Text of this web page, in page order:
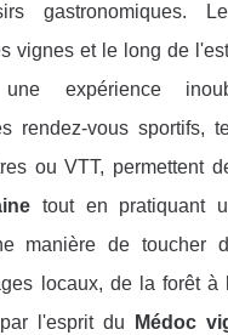
gastronomiques.
vignes et le long de
expérience
rendez-vous sportifs,
ou VTT, permettent
tout en pratiquant
manière de toucher
locaux, de la forêt à
l'esprit du
Médoc